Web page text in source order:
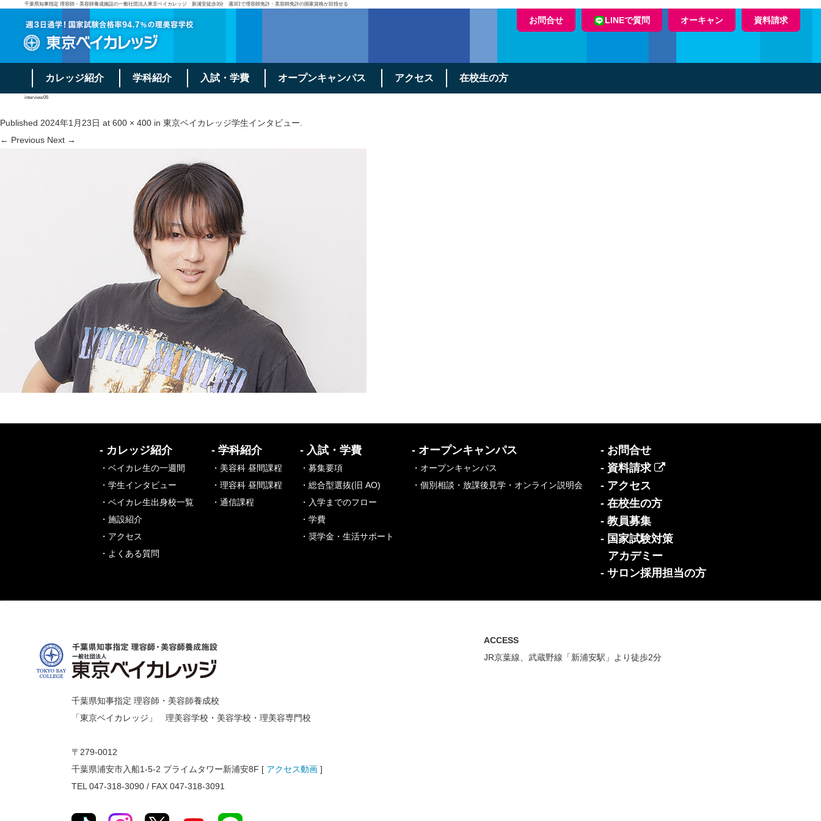
千葉県知事指定 理容師・美容師養成施設の一般社団法人東京ベイカレッジ 新浦安徒歩3分 週3日で理容師免許・美容師免許の国家資格が目指せる
お問合せ LINEで質問 オーキャン 資料請求
カレッジ紹介 学科紹介 入試・学費 オープンキャンパス アクセス 在校生の方
interview06
Published 2024年1月23日 at 600 × 400 in 東京ベイカレッジ学生インタビュー
← Previous Next →
- カレッジ紹介
・ベイカレ生の一週間
・学生インタビュー
・ベイカレ生出身校一覧
・施設紹介
・アクセス
・よくある質問
- 学科紹介
・美容科 昼間課程
・理容科 昼間課程
・通信課程
- 入試・学費
・募集要項
・総合型選抜(旧 AO)
・入学までのフロー
・学費
・奨学金・生活サポート
- オープンキャンパス
・オープンキャンパス
・個別相談・放課後見学・オンライン説明会
- お問合せ
- 資料請求
- アクセス
- 在校生の方
- 教員募集
- 国家試験対策
アカデミー
- サロン採用担当の方
千葉県知事指定 理容師・美容師養成校
「東京ベイカレッジ」 理美容学校・美容学校・理美容専門校
〒279-0012
千葉県浦安市入船1-5-2 プライムタワー新浦安8F [ アクセス動画 ]
TEL 047-318-3090 / FAX 047-318-3091
ACCESS
JR京葉線、武蔵野線「新浦安駅」より徒歩2分